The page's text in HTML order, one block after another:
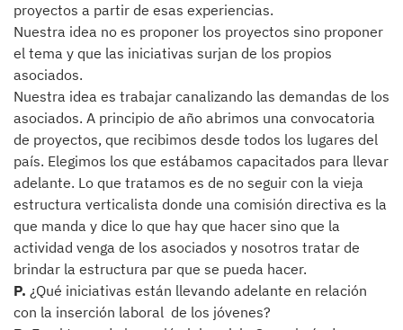
proyectos a partir de esas experiencias.
Nuestra idea no es proponer los proyectos sino proponer
el tema y que las iniciativas surjan de los propios
asociados.
Nuestra idea es trabajar canalizando las demandas de los
asociados. A principio de año abrimos una convocatoria
de proyectos, que recibimos desde todos los lugares del
país. Elegimos los que estábamos capacitados para llevar
adelante. Lo que tratamos es de no seguir con la vieja
estructura verticalista donde una comisión directiva es la
que manda y dice lo que hay que hacer sino que la
actividad venga de los asociados y nosotros tratar de
brindar la estructura par que se pueda hacer.
P. ¿Qué iniciativas están llevando adelante en relación
con la inserción laboral de los jóvenes?